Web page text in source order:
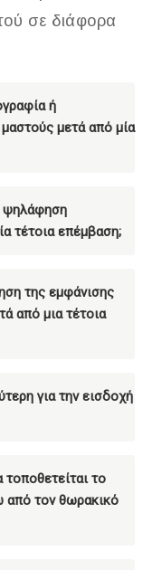
σε διάφορα
ή
μετά από μία
ψηλάφηση
τέτοια επέμβαση;
της εμφάνισης
από μια τέτοια
για την εισδοχή
τοποθετείται το
από τον θωρακικό